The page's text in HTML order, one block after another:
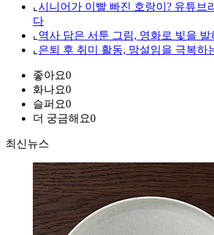
⌞ 시니어가 이빨 빠진 호랑이? 유튜브
다
⌞ 역사 담은 서툰 그림, 영화로 빛을 발
⌞ 은퇴 후 취미 활동, 망설임을 극복하
좋아요0
화나요0
슬퍼요0
더 궁금해요0
최신뉴스